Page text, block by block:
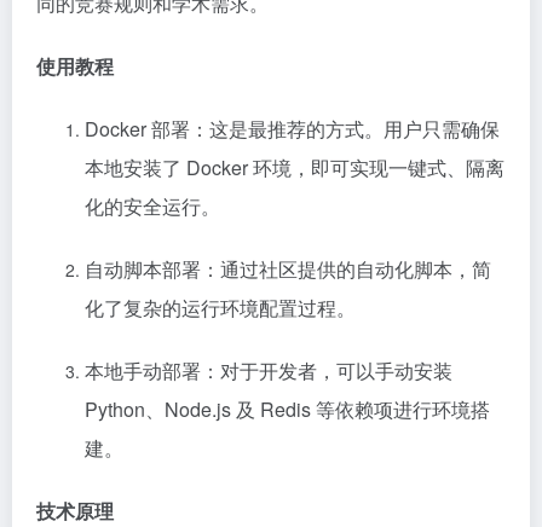
使用教程
Docker 部署：这是最推荐的方式。用户只需确保
本地安装了 Docker 环境，即可实现一键式、隔离
化的安全运行。
自动脚本部署：通过社区提供的自动化脚本，简
化了复杂的运行环境配置过程。
本地手动部署：对于开发者，可以手动安装
Python、Node.js 及 Redis 等依赖项进行环境搭
建。
技术原理